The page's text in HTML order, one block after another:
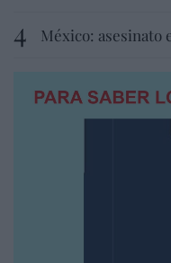
México: asesinato